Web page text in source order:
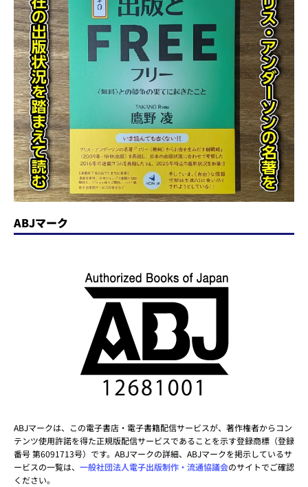
ABJマーク
ABJマークは、この電子書店・電子書籍配信サービスが、著作権者からコン
テンツ使用許諾を得た正規版配信サービスであることを示す登録商標（登録
番号 第6091713号）です。ABJマークの詳細、ABJマークを掲示しているサ
ービスの一覧は、 一般社団法人電子出版制作・流通協議会のサイトでご確認
ください。